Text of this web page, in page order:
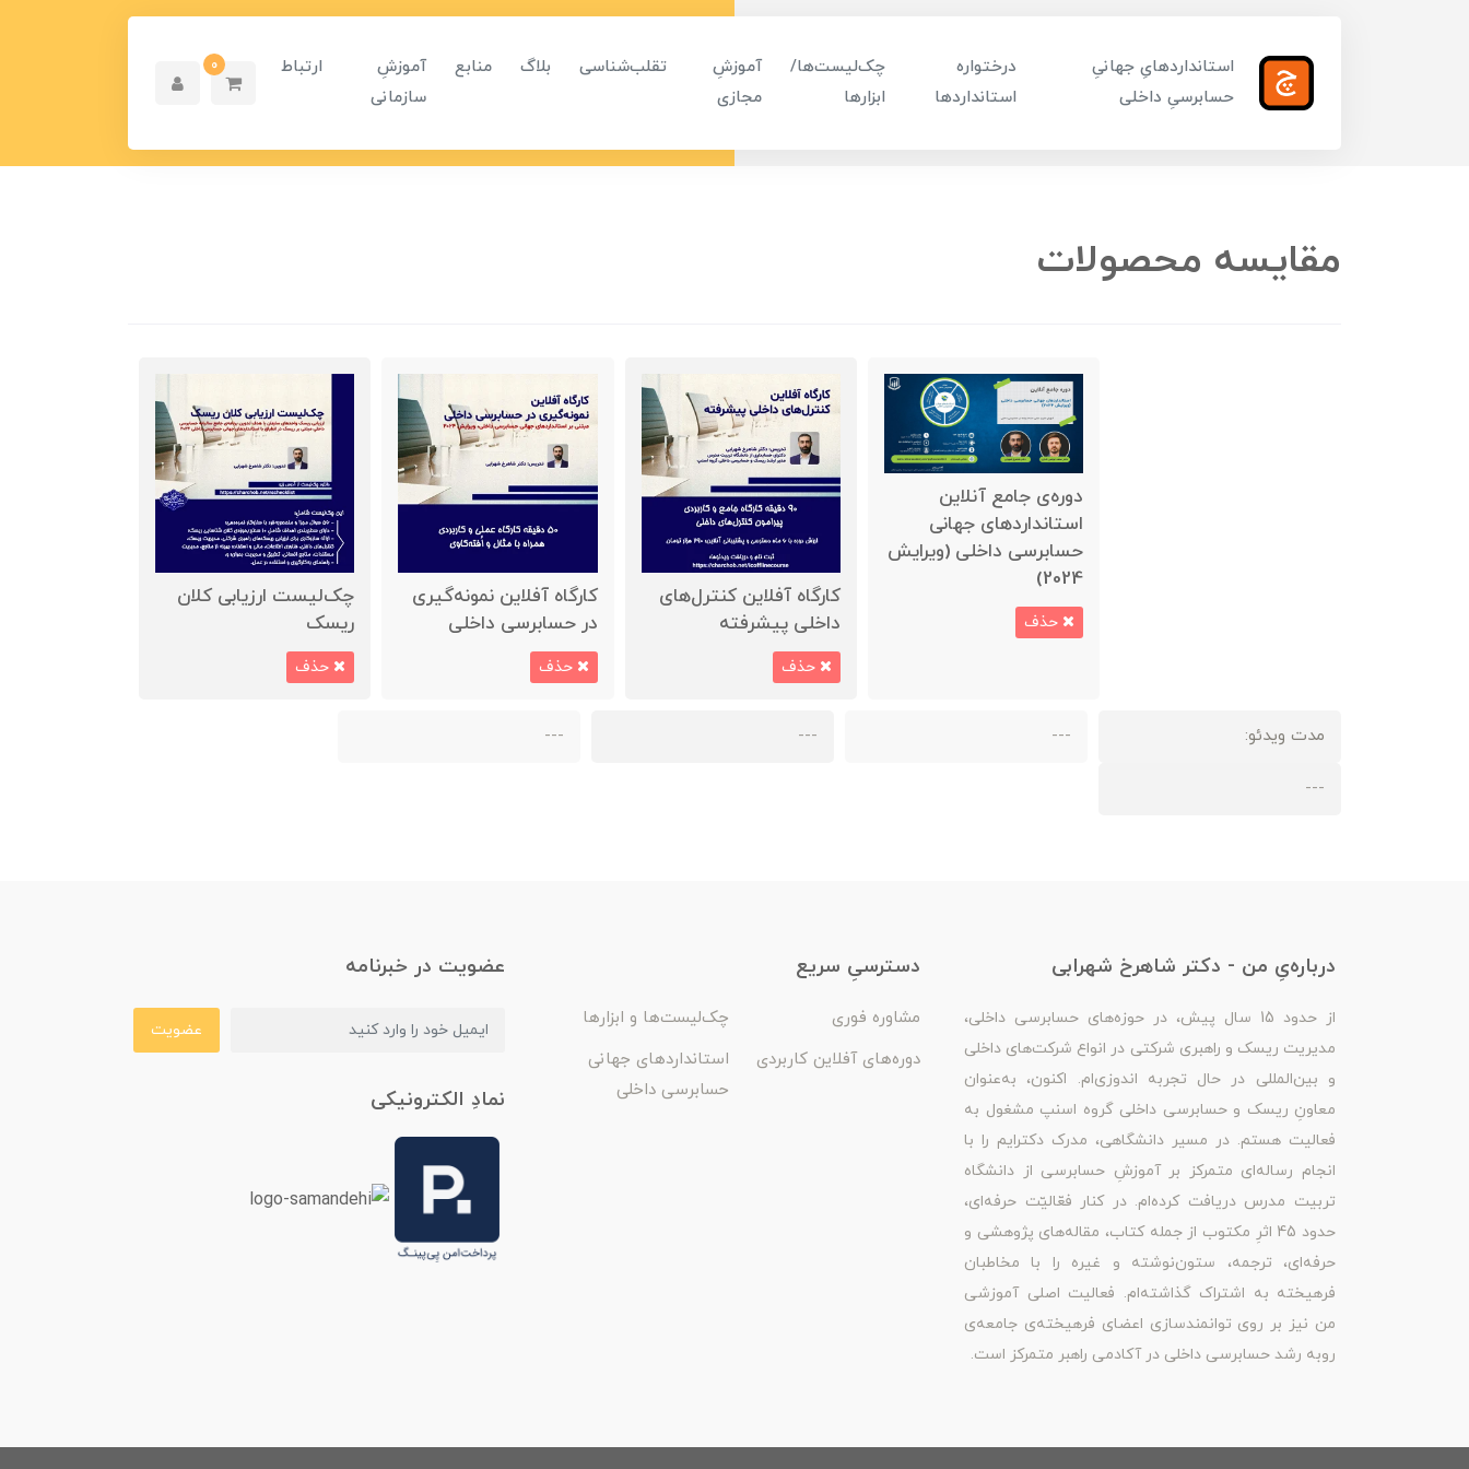
استانداردهایِ جهانیِ
حسابرسیِ داخلی
درختواره
استانداردها
چک‌لیست‌ها/
ابزارها
آموزشِ
مجازی
تقلب‌شناسی بلاگ منابع
آموزشِ
سازمانی
ارتباط 0
مقایسه محصولات
دوره‌ی جامع آنلاین
استانداردهای جهانی
حسابرسی داخلی (ویرایش
2024)
حذف
کارگاه آفلاین کنترل‌های
داخلی پیشرفته
حذف
کارگاه آفلاین نمونه‌گیری
در حسابرسی داخلی
حذف
چک‌لیست ارزیابی کلان
ریسک
حذف
مدت ویدئو: ---
---
---
---
درباره‌یِ من - دکتر شاهرخ شهرابی
از حدود 15 سال پیش، در حوزه‌های حسابرسی داخلی،
مدیریت ریسک و راهبری شرکتی در انواع شرکت‌های داخلی
و بین‌المللی در حال تجربه اندوزی‌ام. اکنون، به‌عنوان
معاونِ ریسک و حسابرسی داخلی گروه اسنپ مشغول به
فعالیت هستم. در مسیر دانشگاهی، مدرک دکترایم را با
انجام رساله‌ای متمرکز بر آموزشِ حسابرسی از دانشگاه
تربیت مدرس دریافت کرده‌ام. در کنار فعّالیّت حرفه‌ای،
حدود 45 اثرِ مکتوب از جمله کتاب، مقاله‌های پژوهشی و
حرفه‌ای، ترجمه، ستون‌نوشته و غیره را با مخاطبان
فرهیخته به اشتراک گذاشته‌ام. فعالیت اصلی آموزشی
من نیز بر روی توانمندسازی اعضای فرهیخته‌ی جامعه‌ی
روبه رشد حسابرسی داخلی در آکادمی راهبر متمرکز است.
دسترسیِ سریع
مشاوره فوری
چک‌لیست‌ها و ابزارها
دوره‌های آفلاین کاربردی
استانداردهای جهانی
حسابرسی داخلی
عضویت در خبرنامه
عضویت
نمادِ الکترونیکی